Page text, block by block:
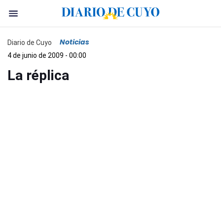
Diario de Cuyo Noticias
4 de junio de 2009 - 00:00
La réplica